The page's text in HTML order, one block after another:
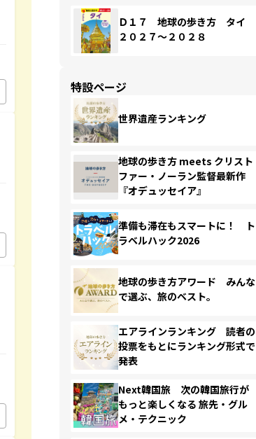
Ｄ１７ 地球の歩き方 タイ
２０２７～２０２８
特設ページ
世界遺産ランキング
地球の歩き方 meets クリスト
ファー・ノーラン監督最新作
『オデュッセイア』
準備も滞在もスマートに！ ト
ラベルハック2026
地球の歩き方アワード みんな
で選ぶ、旅のベスト。
エアラインランキング 読者の
投票をもとにランキング形式で
発表
Next韓国旅 次の韓国旅行が
もっと楽しくなる 旅先・グル
メ・テクニック